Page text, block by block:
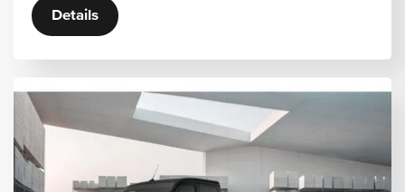
Details